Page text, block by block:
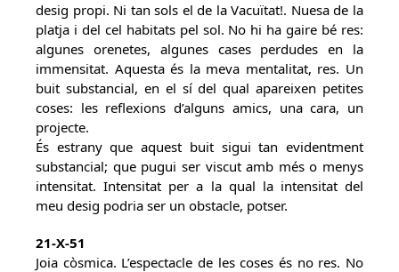
desig propi. Ni tan sols el de la Vacuïtat!. Nuesa de la
platja i del cel habitats pel sol. No hi ha gaire bé res:
algunes orenetes, algunes cases perdudes en la
immensitat. Aquesta és la meva mentalitat, res. Un
buit substancial, en el sí del qual apareixen petites
coses: les reflexions d’alguns amics, una cara, un
projecte.
És estrany que aquest buit sigui tan evidentment
substancial; que pugui ser viscut amb més o menys
intensitat. Intensitat per a la qual la intensitat del
meu desig podria ser un obstacle, potser.
21-X-51
Joia còsmica. L’espectacle de les coses és no res. No